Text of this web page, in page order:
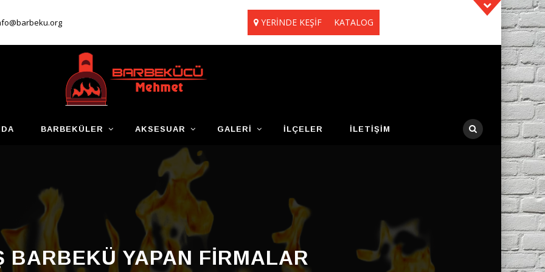
YERİNDE KEŞİF KATALOG
BARBEKÜLER AKSESUAR GALERI İLÇELER İLETIŞIM
BARBEKÜ YAPAN FIRMALAR